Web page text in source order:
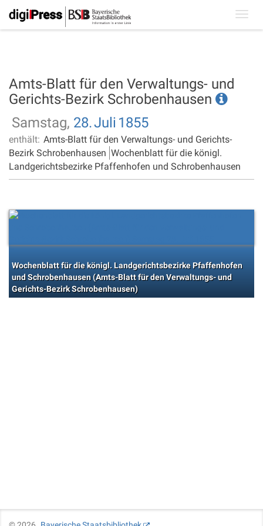
Amts-Blatt für den Verwaltungs- und
Gerichts-Bezirk Schrobenhausen
Samstag, 28.Juli 1855
enthält: Amts-Blatt für den Verwaltungs- und Gerichts-
Bezirk Schrobenhausen Wochenblatt für die königl.
Landgerichtsbezirke Pfaffenhofen und Schrobenhausen
Wochenblatt für die königl. Landgerichtsbezirke Pfaffenhofen
und Schrobenhausen (Amts-Blatt für den Verwaltungs- und
Gerichts-Bezirk Schrobenhausen)